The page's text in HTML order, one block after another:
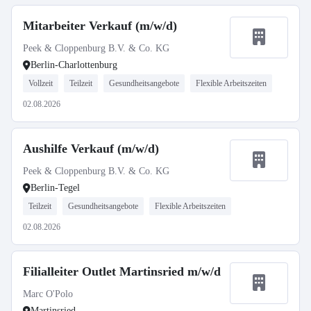
Mitarbeiter Verkauf (m/w/d)
Peek & Cloppenburg B.V. & Co. KG
Berlin-Charlottenburg
Vollzeit Teilzeit Gesundheitsangebote Flexible Arbeitszeiten
02.08.2026
Aushilfe Verkauf (m/w/d)
Peek & Cloppenburg B.V. & Co. KG
Berlin-Tegel
Teilzeit Gesundheitsangebote Flexible Arbeitszeiten
02.08.2026
Filialleiter Outlet Martinsried m/w/d
Marc O'Polo